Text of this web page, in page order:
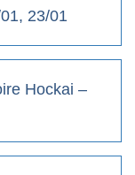
23/01
Hockai –